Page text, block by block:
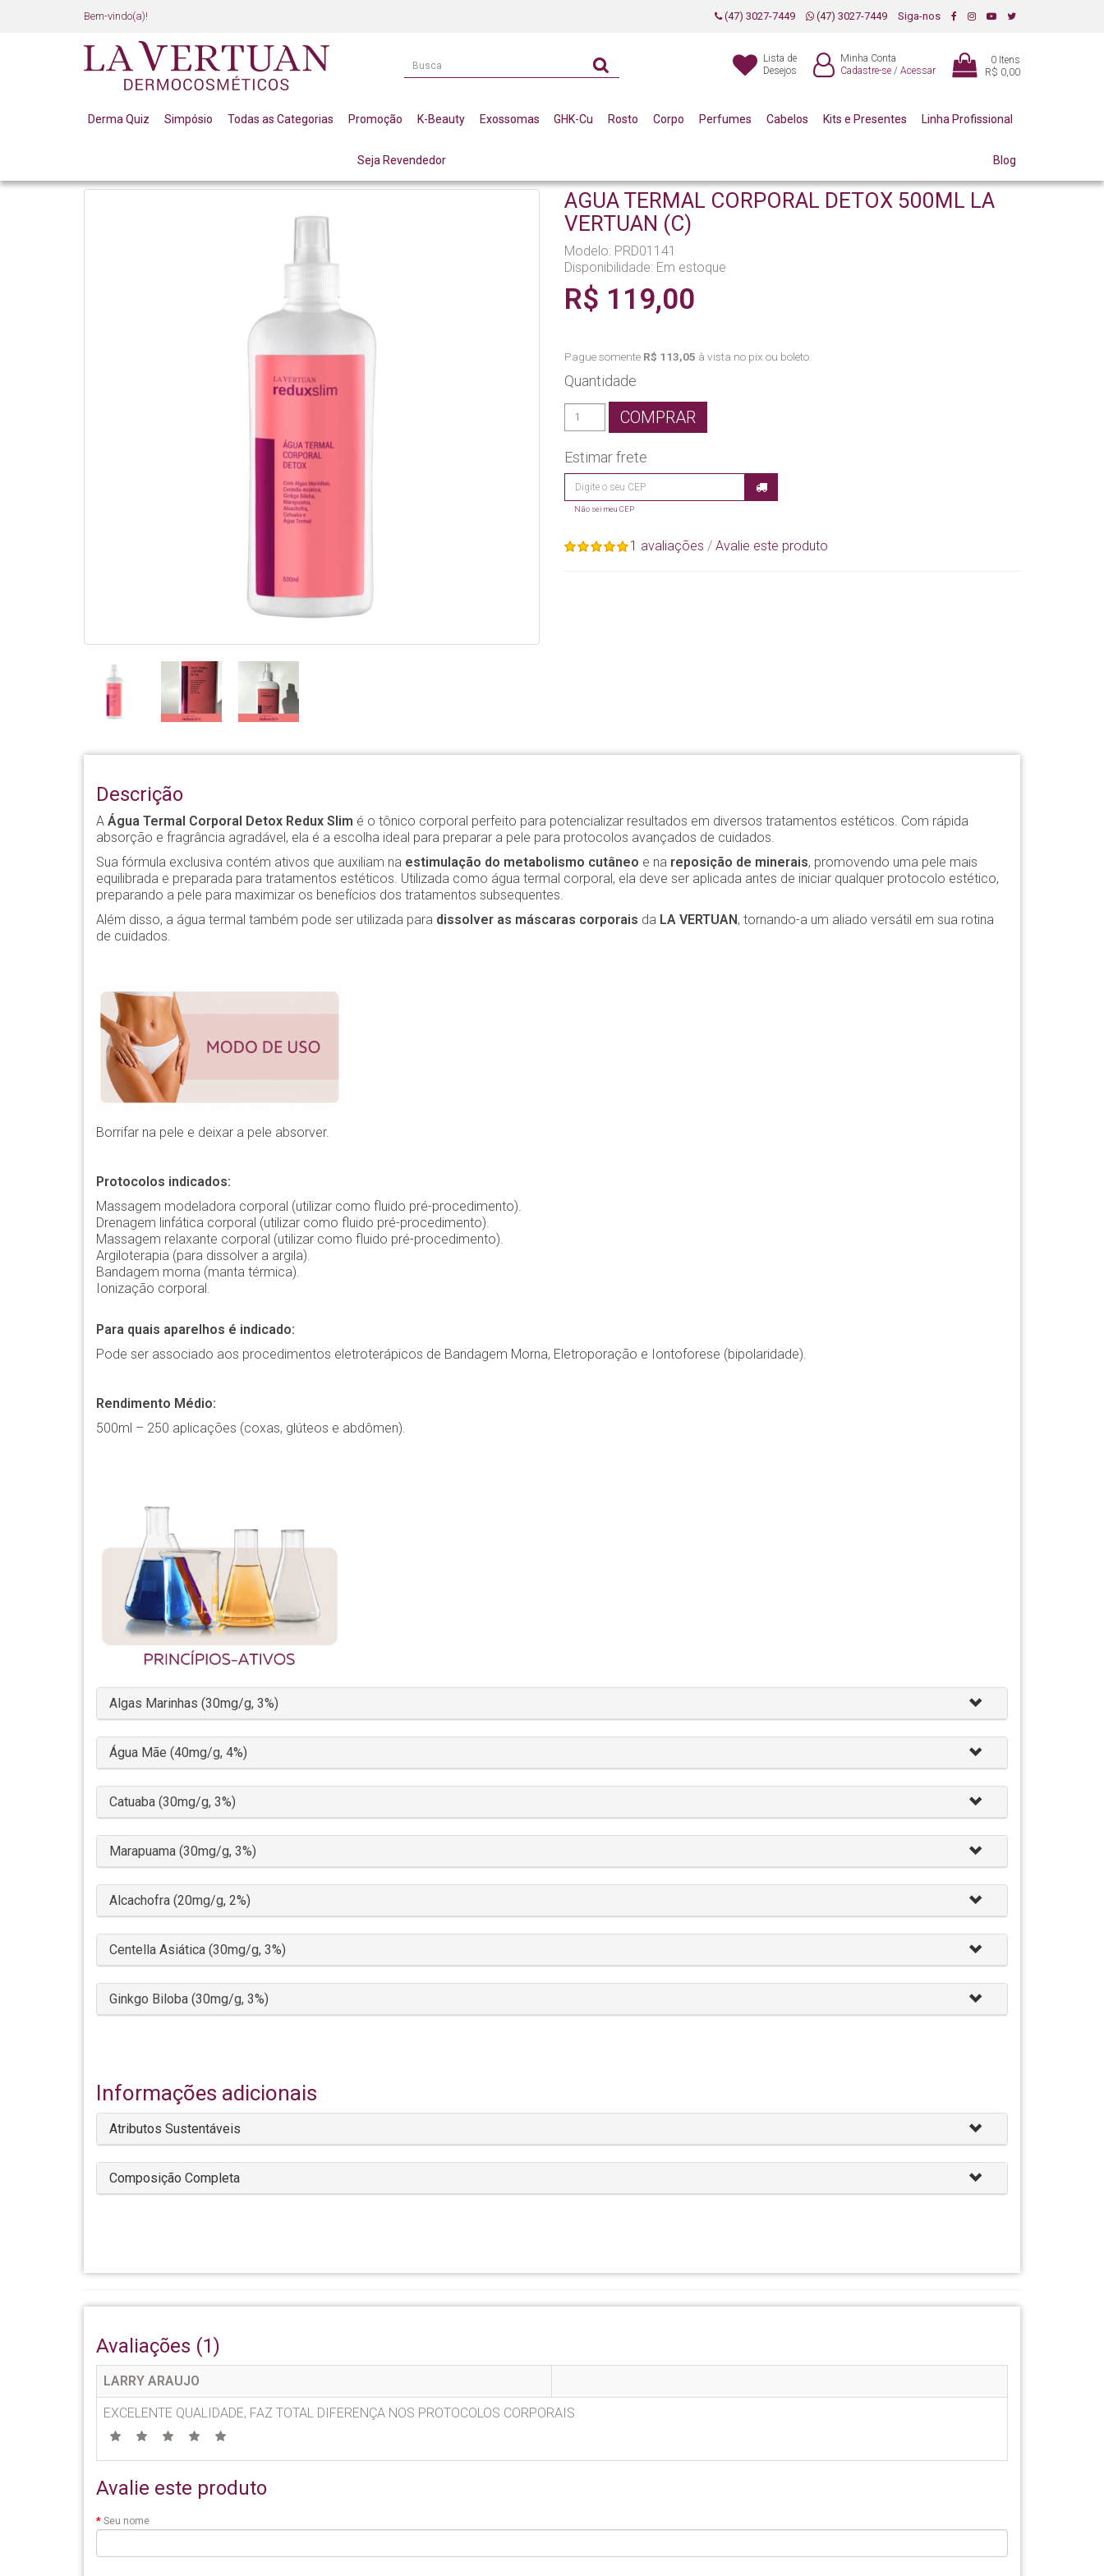
Bem-vindo(a)! (47) 3027-7449 (47) 3027-7449 Siga-nos
Lista de
Desejos
Minha Conta
Cadastre-se / Acessar
0 Itens
R$ 0,00
Derma Quiz Simpósio Todas as Categorias Promoção K-Beauty Exossomas GHK-Cu Rosto Corpo Perfumes Cabelos Kits e Presentes Linha Profissional
Seja Revendedor Blog
MASSOTERAPEUTAS / ESTETICISTAS CORPORAIS
AGUA TERMAL CORPORAL DETOX 500ML LA
VERTUAN (C)
Modelo: PRD01141
Disponibilidade: Em estoque
R$ 119,00
Pague somente R$ 113,05 à vista no pix ou boleto.
Quantidade
COMPRAR
Estimar frete
Não sei meu CEP
1 avaliações / Avalie este produto
Descrição
A Água Termal Corporal Detox Redux Slim é o tônico corporal perfeito para potencializar resultados em diversos tratamentos estéticos. Com rápida
absorção e fragrância agradável, ela é a escolha ideal para preparar a pele para protocolos avançados de cuidados.
Sua fórmula exclusiva contém ativos que auxiliam na estimulação do metabolismo cutâneo e na reposição de minerais, promovendo uma pele mais
equilibrada e preparada para tratamentos estéticos. Utilizada como água termal corporal, ela deve ser aplicada antes de iniciar qualquer protocolo estético,
preparando a pele para maximizar os benefícios dos tratamentos subsequentes.
Além disso, a água termal também pode ser utilizada para dissolver as máscaras corporais da LA VERTUAN, tornando-a um aliado versátil em sua rotina
de cuidados.
Borrifar na pele e deixar a pele absorver.
Protocolos indicados:
Massagem modeladora corporal (utilizar como fluido pré-procedimento).
Drenagem linfática corporal (utilizar como fluido pré-procedimento).
Massagem relaxante corporal (utilizar como fluido pré-procedimento).
Argiloterapia (para dissolver a argila).
Bandagem morna (manta térmica).
Ionização corporal.
Para quais aparelhos é indicado:
Pode ser associado aos procedimentos eletroterápicos de Bandagem Morna, Eletroporação e Iontoforese (bipolaridade).
Rendimento Médio:
500ml – 250 aplicações (coxas, glúteos e abdômen).
Algas Marinhas (30mg/g, 3%)
Água Mãe (40mg/g, 4%)
Catuaba (30mg/g, 3%)
Marapuama (30mg/g, 3%)
Alcachofra (20mg/g, 2%)
Centella Asiática (30mg/g, 3%)
Ginkgo Biloba (30mg/g, 3%)
Informações adicionais
Atributos Sustentáveis
Composição Completa
Avaliações (1)
LARRY ARAUJO
EXCELENTE QUALIDADE, FAZ TOTAL DIFERENÇA NOS PROTOCOLOS CORPORAIS
Avalie este produto
Seu nome